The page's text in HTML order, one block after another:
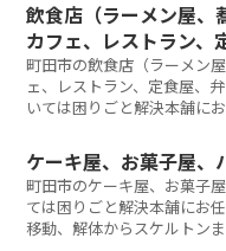
飲食店（ラーメン屋、
カフェ、レストラン、
に伴う片付け
町田市の飲食店（ラーメン
ェ、レストラン、定食屋、
いては困りごと解決本舗に
気軽にご相談ください。
ケーキ屋、お菓子屋、
町田市のケーキ屋、お菓子
ては困りごと解決本舗にお
移動、解体からスケルトン